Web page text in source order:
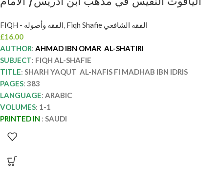
NAFIS FI MADHAB IBN IDRIS
FIQH - الفقه وأصوله,
Fiqh Shafie الفقه الشافعي
£16.00
AUTHOR: AHMAD IBN OMAR AL-SHATIRI
SUBJECT: FIQH AL-SHAFIE
TITLE: SHARH YAQUT AL-NAFIS FI MADHAB IBN IDRIS
PAGES: 383
LANGUAGE: ARABIC
VOLUMES: 1-1
PRINTED IN : SAUDI